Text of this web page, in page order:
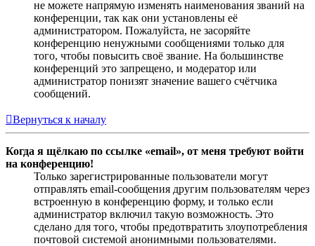
не можете напрямую изменять наименования званий на
конференции, так как они установлены её
администратором. Пожалуйста, не засоряйте
конференцию ненужными сообщениями только для
того, чтобы повысить своё звание. На большинстве
конференций это запрещено, и модератор или
администратор понизят значение вашего счётчика
сообщений.
Вернуться к началу
Когда я щёлкаю по ссылке «email», от меня требуют войти
на конференцию!
Только зарегистрированные пользователи могут
отправлять email-сообщения другим пользователям через
встроенную в конференцию форму, и только если
администратор включил такую возможность. Это
сделано для того, чтобы предотвратить злоупотребления
почтовой системой анонимными пользователями.